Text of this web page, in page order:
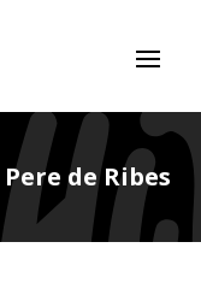
de Ribes